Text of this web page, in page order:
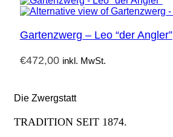
Gartenzwerg – Leo “der Angler”
€472,00 inkl. MwSt.
Die Zwergstatt
TRADITION SEIT 1874.